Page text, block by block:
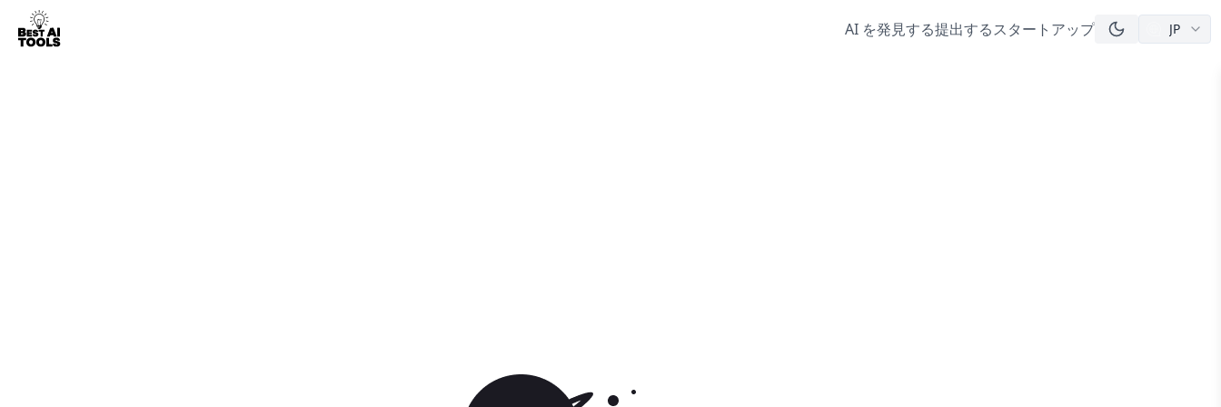
AI を発見する提出するスタートアップ JP